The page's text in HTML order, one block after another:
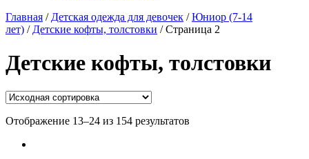
Главная / Детская одежда для девочек /Юниор (7-14
лет) / Детские кофты, толстовки / Страница 2
Детские кофты, толстовки
Отображение 13–24 из 154 результатов